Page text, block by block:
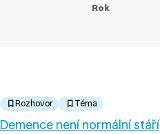
Rok
Rozhovor Téma
Demence není normální stáří